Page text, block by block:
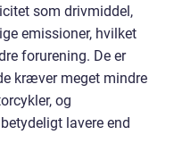
som drivmiddel,
emissioner, hvilket
forurening. De er
kræver meget mindre
og
lavere end